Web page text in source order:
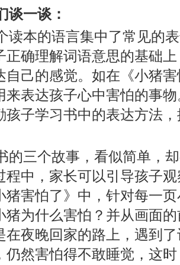
谈一谈：
读本的语言集中了常见的
正确理解词语意思的基础
自己的感觉。如在《小猪
来表达孩子心中害怕的事
孩子学习书中的表达方法
的三个故事，看似简单，
程中，家长可以引导孩子
猪害怕了》中，针对每一
猪为什么害怕？并从画面
在夜晚回家的路上，遇到
仍然害怕得不敢睡觉，这